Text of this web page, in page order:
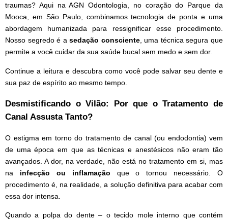
traumas? Aqui na AGN Odontologia, no coração do Parque da
Mooca, em São Paulo, combinamos tecnologia de ponta e uma
abordagem humanizada para ressignificar esse procedimento.
Nosso segredo é asedação consciente, uma técnica segura que
permite a você cuidar da sua saúde bucal sem medo e sem dor.
Continue a leitura e descubra como você pode salvar seu dente e
sua paz de espírito ao mesmo tempo.
Desmistificando o Vilão: Por que o Tratamento de
Canal Assusta Tanto?
O estigma em torno do tratamento de canal (ou endodontia) vem
de uma época em que as técnicas e anestésicos não eram tão
avançados. A dor, na verdade, não está no tratamento em si, mas
na infecção ou inflamação que o tornou necessário. O
procedimento é, na realidade, a solução definitiva para acabar com
essa dor intensa.
Quando a polpa do dente – o tecido mole interno que contém